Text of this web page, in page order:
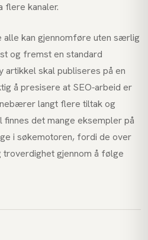
flere kanaler.
alle kan gjennomføre uten særlig
og fremst en standard
artikkel skal publiseres på en
å presisere at SEO-arbeid er
langt flere tiltak og
finnes det mange eksempler på
i søkemotoren, fordi de over
gjennom å følge